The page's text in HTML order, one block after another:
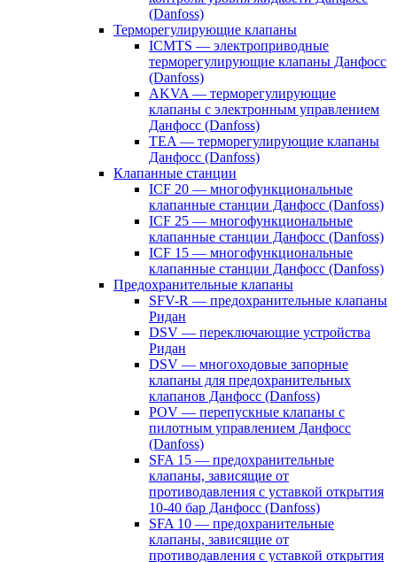
(Danfoss)
Терморегулирующие клапаны
ICMTS — электроприводные
терморегулирующие клапаны Данфосс
(Danfoss)
AKVA — терморегулирующие
клапаны с электронным управлением
Данфосс (Danfoss)
TEA — терморегулирующие клапаны
Данфосс (Danfoss)
Клапанные станции
ICF 20 — многофункциональные
клапанные станции Данфосс (Danfoss)
ICF 25 — многофункциональные
клапанные станции Данфосс (Danfoss)
ICF 15 — многофункциональные
клапанные станции Данфосс (Danfoss)
Предохранительные клапаны
SFV-R — предохранительные клапаны
Ридан
DSV — переключающие устройства
Ридан
DSV — многоходовые запорные
клапаны для предохранительных
клапанов Данфосс (Danfoss)
POV — перепускные клапаны с
пилотным управлением Данфосс
(Danfoss)
SFA 15 — предохранительные
клапаны, зависящие от
противодавления с уставкой открытия
10-40 бар Данфосс (Danfoss)
SFA 10 — предохранительные
клапаны, зависящие от
противодавления с уставкой открытия